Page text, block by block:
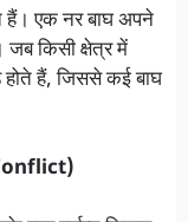
हैं। एक नर बाघ अपने
जब किसी क्षेत्र में
हैं, जिससे कई बाघ